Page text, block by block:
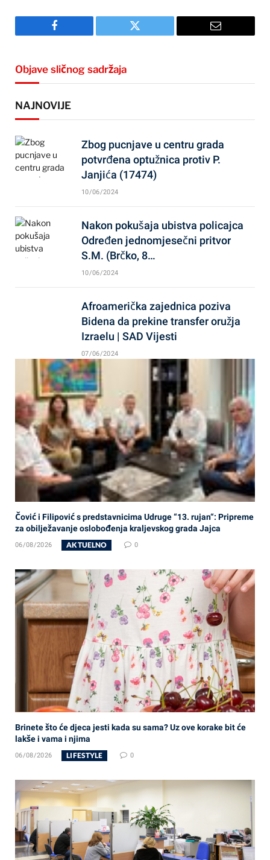
Facebook Twitter Email
Objave sličnog sadržaja
NAJNOVIJE
Zbog pucnjave u centru grada
potvrđena optužnica protiv P.
Janjića (17474)
10/06/2024
Nakon pokušaja ubistva policajca
Određen jednomjesečni pritvor
S.M. (Brčko, 8…
10/06/2024
Afroamerička zajednica poziva
Bidena da prekine transfer oružja
Izraelu | SAD Vijesti
07/06/2024
Čović i Filipović s predstavnicima Udruge “13. rujan“: Pripreme
za obilježavanje oslobođenja kraljevskog grada Jajca
06/08/2026 AKTUELNO 0
Brinete što će djeca jesti kada su sama? Uz ove korake bit će
lakše i vama i njima
06/08/2026 LIFESTYLE 0